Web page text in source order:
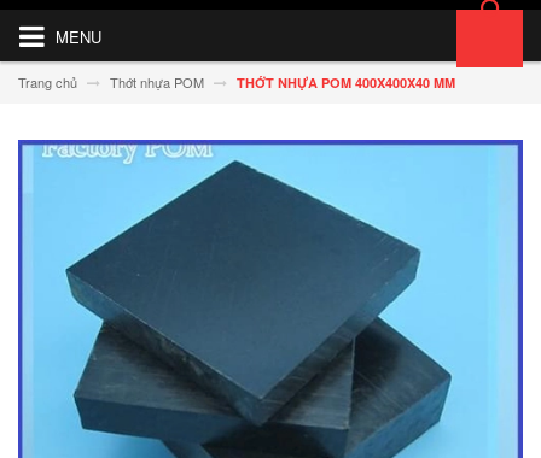
MENU
Trang chủ Thớt nhựa POM THỚT NHỰA POM 400X400X40 MM